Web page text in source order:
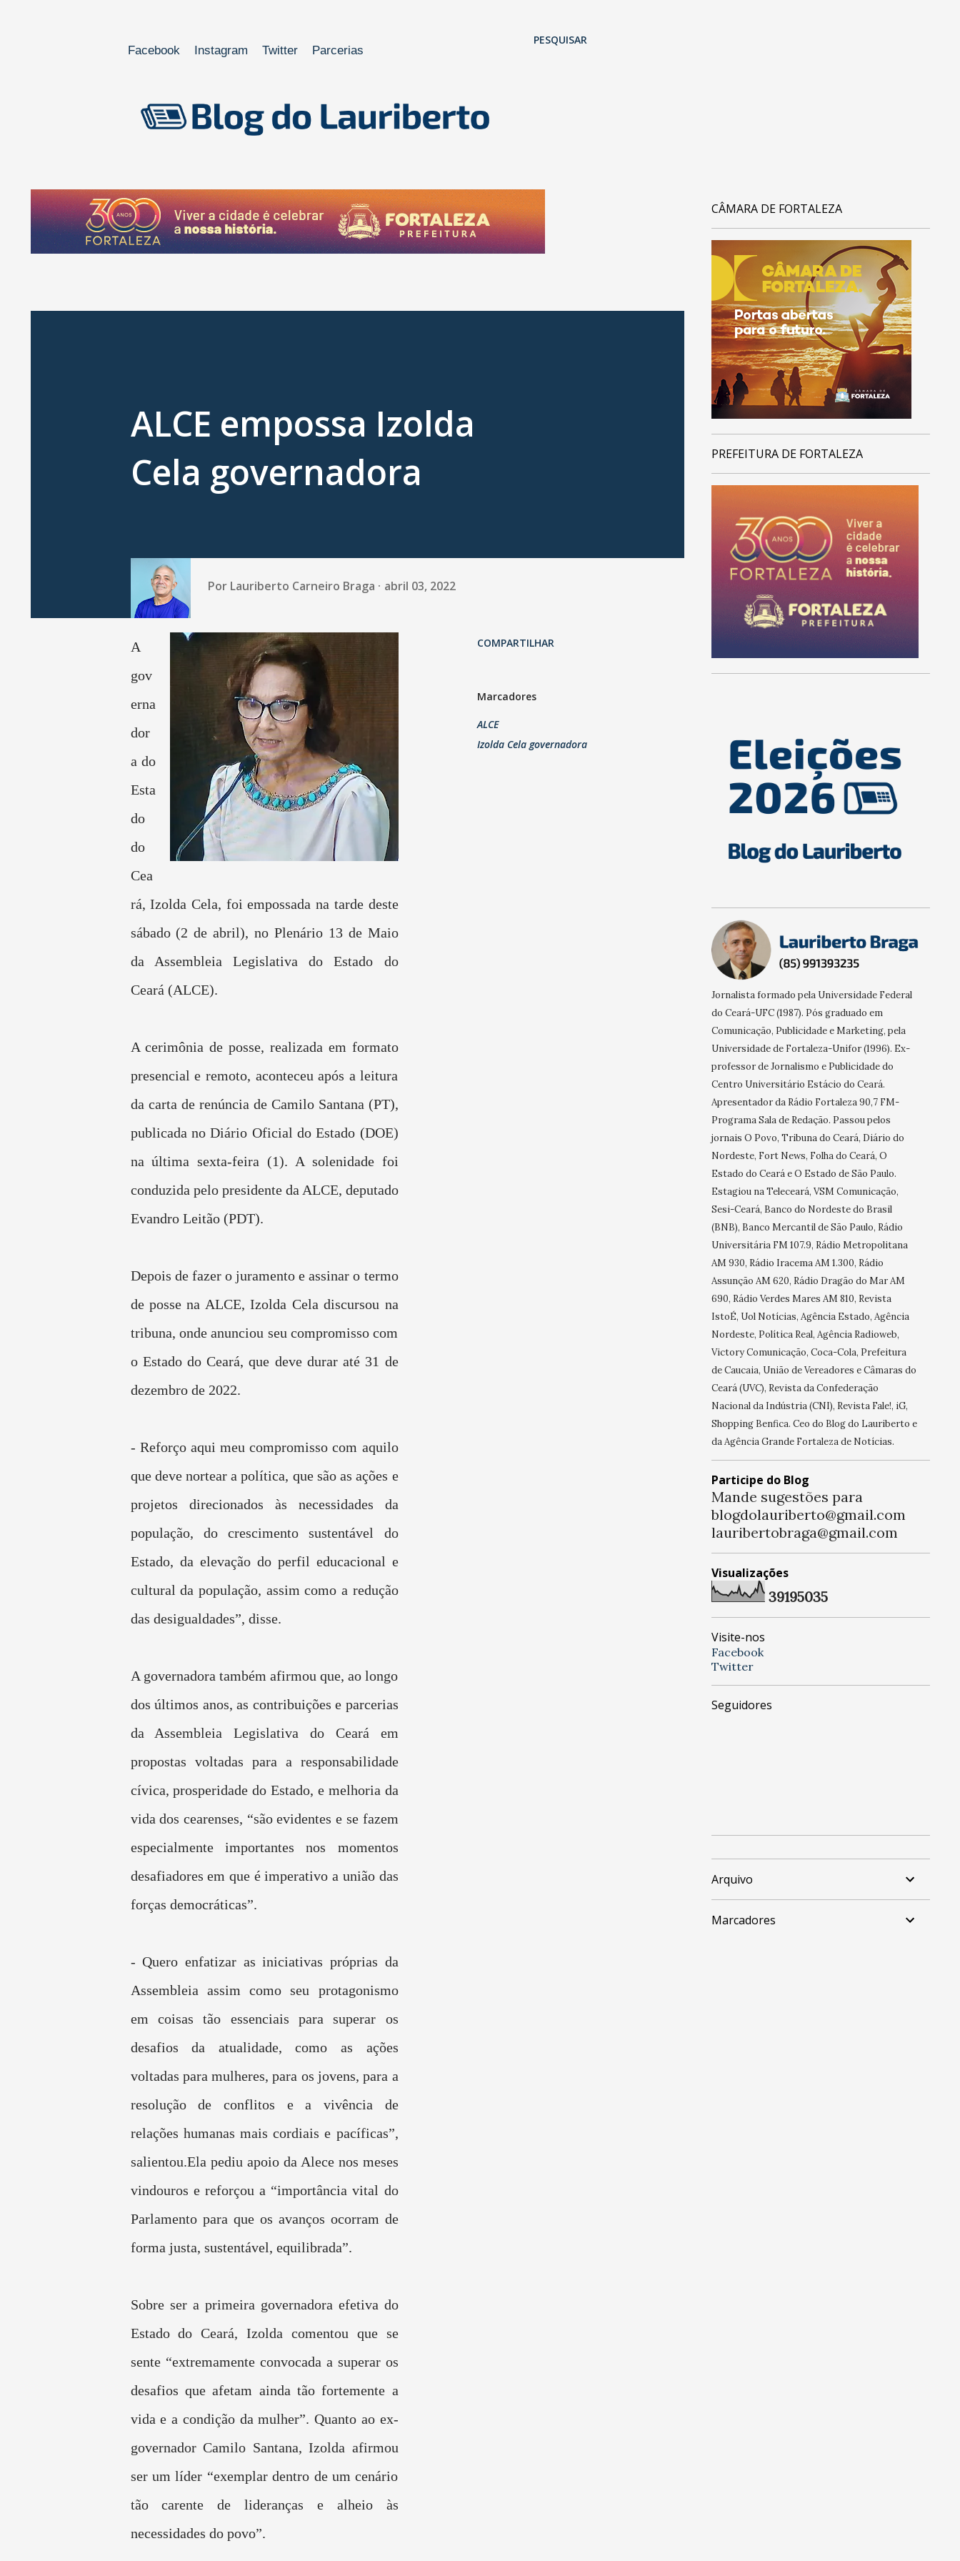
Facebook Instagram Twitter Parcerias
PESQUISAR
ALCE empossa Izolda
Cela governadora
Por Lauriberto Carneiro Braga abril 03, 2022
A
gov
erna
dor
a do
Esta
do
do
Cea
rá, Izolda Cela, foi empossada na tarde deste
sábado (2 de abril), no Plenário 13 de Maio
da Assembleia Legislativa do Estado do
Ceará (ALCE).
A cerimônia de posse, realizada em formato
presencial e remoto, aconteceu após a leitura
da carta de renúncia de Camilo Santana (PT),
publicada no Diário Oficial do Estado (DOE)
na última sexta-feira (1). A solenidade foi
conduzida pelo presidente da ALCE, deputado
Evandro Leitão (PDT).
Depois de fazer o juramento e assinar o termo
de posse na ALCE, Izolda Cela discursou na
tribuna, onde anunciou seu compromisso com
o Estado do Ceará, que deve durar até 31 de
dezembro de 2022.
- Reforço aqui meu compromisso com aquilo
que deve nortear a política, que são as ações e
projetos direcionados às necessidades da
população, do crescimento sustentável do
Estado, da elevação do perfil educacional e
cultural da população, assim como a redução
das desigualdades”, disse.
A governadora também afirmou que, ao longo
dos últimos anos, as contribuições e parcerias
da Assembleia Legislativa do Ceará em
propostas voltadas para a responsabilidade
cívica, prosperidade do Estado, e melhoria da
vida dos cearenses, “são evidentes e se fazem
especialmente importantes nos momentos
desafiadores em que é imperativo a união das
forças democráticas”.
- Quero enfatizar as iniciativas próprias da
Assembleia assim como seu protagonismo
em coisas tão essenciais para superar os
desafios da atualidade, como as ações
voltadas para mulheres, para os jovens, para a
resolução de conflitos e a vivência de
relações humanas mais cordiais e pacíficas”,
salientou.Ela pediu apoio da Alece nos meses
vindouros e reforçou a “importância vital do
Parlamento para que os avanços ocorram de
forma justa, sustentável, equilibrada”.
Sobre ser a primeira governadora efetiva do
Estado do Ceará, Izolda comentou que se
sente “extremamente convocada a superar os
desafios que afetam ainda tão fortemente a
vida e a condição da mulher”. Quanto ao ex-
governador Camilo Santana, Izolda afirmou
ser um líder “exemplar dentro de um cenário
tão carente de lideranças e alheio às
necessidades do povo”.
COMPARTILHAR
Marcadores
ALCE
Izolda Cela governadora
CÂMARA DE FORTALEZA
PREFEITURA DE FORTALEZA
Jornalista formado pela Universidade Federal
do Ceará-UFC (1987). Pós graduado em
Comunicação, Publicidade e Marketing, pela
Universidade de Fortaleza-Unifor (1996). Ex-
professor de Jornalismo e Publicidade do
Centro Universitário Estácio do Ceará.
Apresentador da Rádio Fortaleza 90,7 FM-
Programa Sala de Redação. Passou pelos
jornais O Povo, Tribuna do Ceará, Diário do
Nordeste, Fort News, Folha do Ceará, O
Estado do Ceará e O Estado de São Paulo.
Estagiou na Teleceará, VSM Comunicação,
Sesi-Ceará, Banco do Nordeste do Brasil
(BNB), Banco Mercantil de São Paulo, Rádio
Universitária FM 107.9, Rádio Metropolitana
AM 930, Rádio Iracema AM 1.300, Rádio
Assunção AM 620, Rádio Dragão do Mar AM
690, Rádio Verdes Mares AM 810, Revista
IstoÉ, Uol Notícias, Agência Estado, Agência
Nordeste, Política Real, Agência Radioweb,
Victory Comunicação, Coca-Cola, Prefeitura
de Caucaia, União de Vereadores e Câmaras do
Ceará (UVC), Revista da Confederação
Nacional da Indústria (CNI), Revista Fale!, iG,
Shopping Benfica. Ceo do Blog do Lauriberto e
da Agência Grande Fortaleza de Notícias.
Participe do Blog
Mande sugestões para
blogdolauriberto@gmail.com
lauribertobraga@gmail.com
Visualizações
39195035
Visite-nos
Facebook
Twitter
Seguidores
Arquivo
Marcadores